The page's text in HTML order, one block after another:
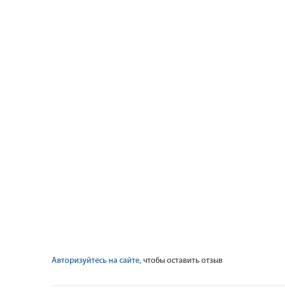
Авторизуйтесь на сайте, чтобы оставить отзыв